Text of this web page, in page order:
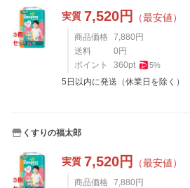
実質 7,520円 （最安値）
商品価格 7,880 円
送料
0 円
ポイント
360pt 5%
5日以内に発送（休業日を除く）
くすりの福太郎
実質 7,520円 （最安値）
商品価格 7,880 円